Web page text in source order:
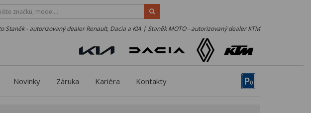
Staněk - autorizovaný dealer Renault, Dacia a KIA | Staněk MOTO - autorizovaný dealer KTM
P0
Novinky Záruka Kariéra Kontakty